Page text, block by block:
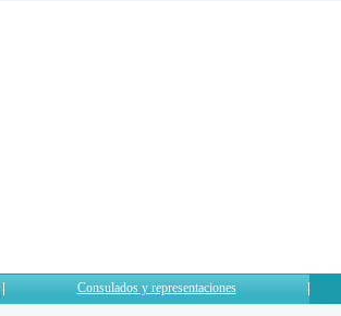
Consulados y representaciones